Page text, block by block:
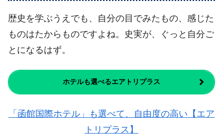
歴史を学ぶうえでも、自分の目でみたもの、感じた
ものはたからものですよね。史実が、ぐっと自分ご
とになるはず。
ホテルも選べるエアトリプラス
「函館国際ホテル」も選べて、自由度の高い【エア
トリプラス】